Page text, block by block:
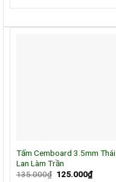
175.000₫.là:
Tấm Cemboard 3.5mm Thái
Lan Làm Trần
135.000₫ Giá
125.000₫Giá